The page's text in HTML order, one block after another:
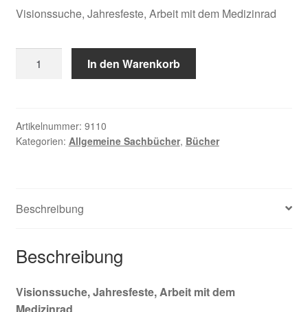
Visionssuche, Jahresfeste, Arbeit mit dem Medizinrad
Übergangsrituale
In den Warenkorb
Artikelnummer: 9110
Kategorien: Allgemeine Sachbücher, Bücher
Beschreibung
Beschreibung
Visionssuche, Jahresfeste, Arbeit mit dem